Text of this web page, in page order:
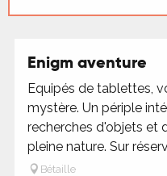
Enigm aventure
Equipés de tablettes,
mystère. Un périple
recherches d'objets et
pleine nature. Sur
Bétaille